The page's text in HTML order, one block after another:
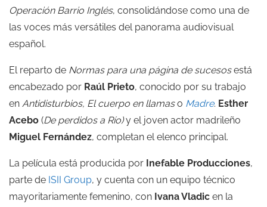
Operación Barrio Inglés, consolidándose como una de
las voces más versátiles del panorama audiovisual
español.
El reparto de Normas para una página de sucesosestá
encabezado por Raúl Prieto, conocido por su trabajo
en Antidisturbios, El cuerpo en llamaso Madre. Esther
Acebo (De perdidos a Río)y el joven actor madrileño
Miguel Fernández, completan el elenco principal.
La película está producida por Inefable Producciones,
parte de ISII Group, y cuenta con un equipo técnico
mayoritariamente femenino, con Ivana Vladic en la